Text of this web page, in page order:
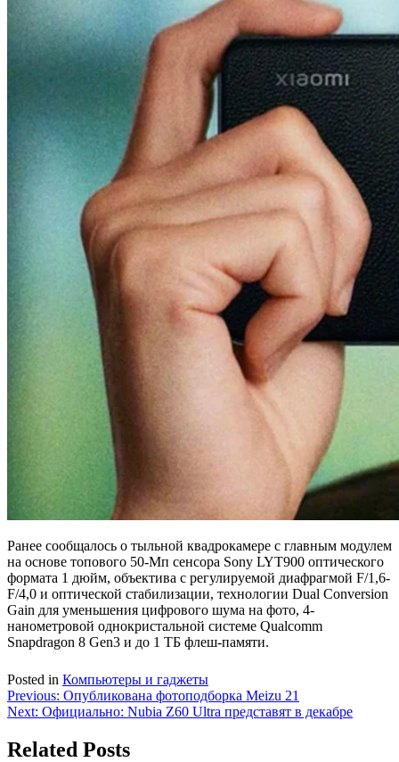
Ранее сообщалось о тыльной квадрокамере с главным модулем
на основе топового 50-Мп сенсора Sony LYT900 оптического
формата 1 дюйм, объектива с регулируемой диафрагмой F/1,6-
F/4,0 и оптической стабилизации, технологии Dual Conversion
Gain для уменьшения цифрового шума на фото, 4-
нанометровой однокристальной системе Qualcomm
Snapdragon 8 Gen3 и до 1 ТБ флеш-памяти.
Posted in Компьютеры и гаджеты
Навигация
по
записям
Previous: Опубликована фотоподборка Meizu 21
Next: Официально: Nubia Z60 Ultra представят в декабре
Related Posts